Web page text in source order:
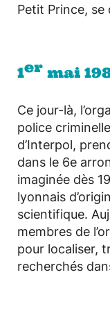
Petit Prince, se
1er mai
Ce jour-là,
police
d’Interpol,
dans le 6e
imaginée dès
lyonnais
scientifique.
membres de
pour localiser,
recherchés